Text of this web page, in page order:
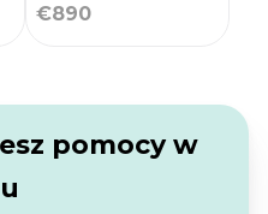
€890
pomocy w